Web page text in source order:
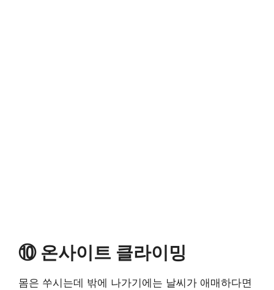
⑩ 온사이트 클라이밍
몸은 쑤시는데 밖에 나가기에는 날씨가 애매하다면